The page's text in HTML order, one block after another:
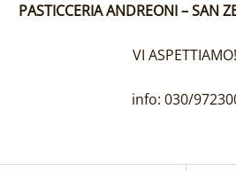
PASTICCERIA ANDREONI – SAN
VI
info: 030/